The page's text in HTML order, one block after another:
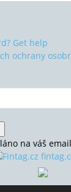
Get help
ochrany
na váš email